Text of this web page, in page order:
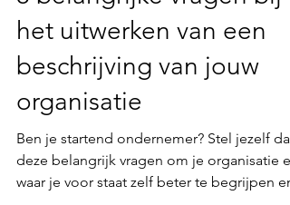
Ann Poleunis
1 apr 2022
2 minuten om te lezen
UIT DE ANONIMITEIT KOMEN
8 belangrijke vragen bij
het uitwerken van een
beschrijving van jouw